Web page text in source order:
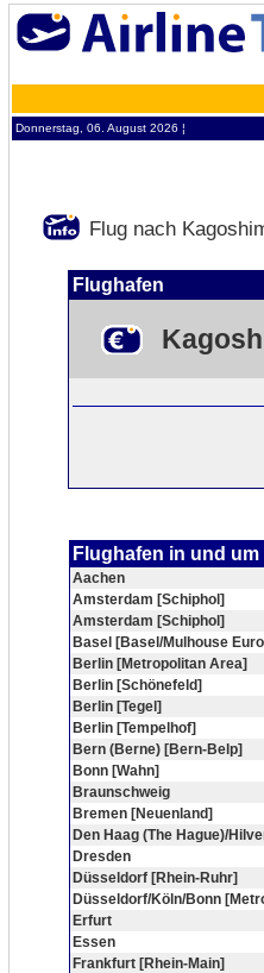
Donnerstag, 06. August 2026 ¦
Flug nach
Flughafen
Flughafen in und
Aachen
Amsterdam [Schiphol]
Amsterdam [Schiphol]
Basel [Basel/Mulhouse
Berlin [Metropolitan Area]
Berlin [Schönefeld]
Berlin [Tegel]
Berlin [Tempelhof]
Bern (Berne) [Bern-Belp]
Bonn [Wahn]
Braunschweig
Bremen [Neuenland]
Den Haag (The Hague)/
Dresden
Düsseldorf [Rhein-Ruhr]
Düsseldorf/Köln/Bonn
Erfurt
Essen
Frankfurt [Rhein-Main]